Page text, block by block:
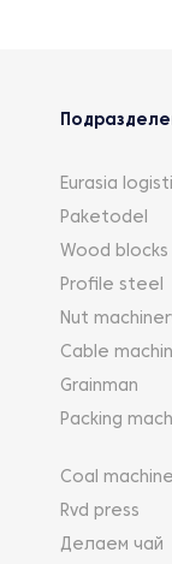
Eurasia
Paketodel
Wood blocks
Profile steel
Nut
Cable
Grainman
Packing
Coal
Rvd press
Делаем чай